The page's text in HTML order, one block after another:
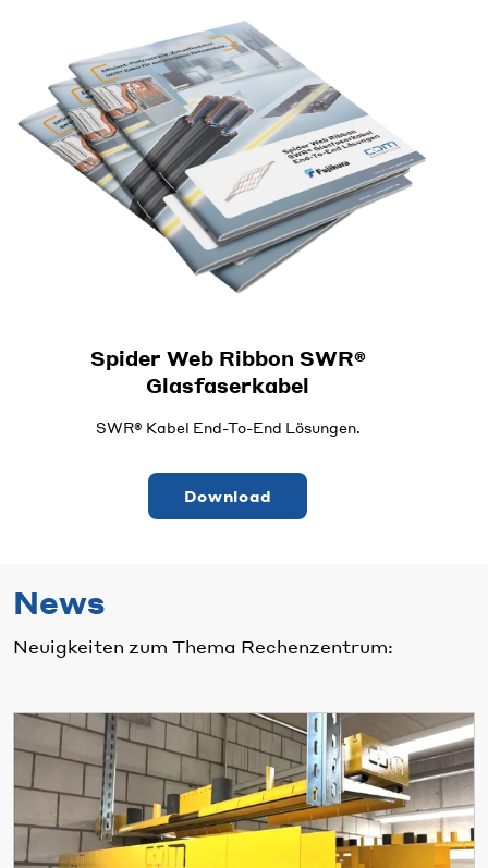
Spider Web Ribbon SWR®
Glasfaserkabel
SWR® Kabel End-To-End Lösungen.
Download
News
Neuigkeiten zum Thema Rechenzentrum: